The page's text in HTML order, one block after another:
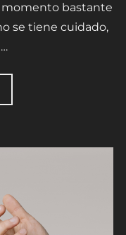
momento bastante
se tiene cuidado,
PREPARARSE